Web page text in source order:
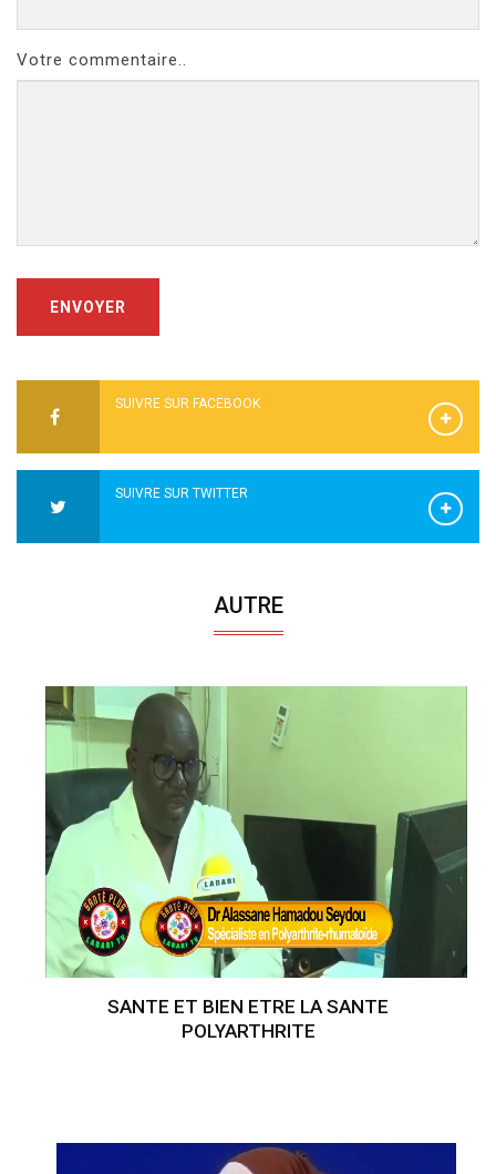
Votre commentaire..
ENVOYER
SUIVRE SUR FACEBOOK
SUIVRE SUR TWITTER
AUTRE
SANTE ET BIEN ETRE LA SANTE
POLYARTHRITE